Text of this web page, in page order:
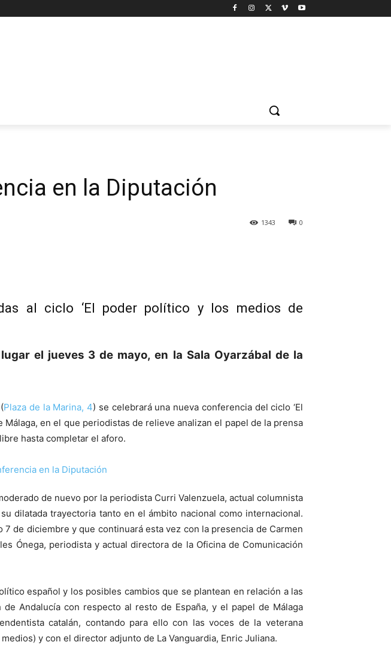
en la Diputación
0
1343
al ciclo ‘El poder político y los medios de
el jueves 3 de mayo, en la Sala Oyarzábal de la
Plaza de la Marina, 4) se celebrará una nueva conferencia del ciclo ‘El
en el que periodistas de relieve analizan el papel de la prensa
hasta completar el aforo.
de nuevo por la periodista Curri Valenzuela, actual columnista
dilatada trayectoria tanto en el ámbito nacional como internacional.
de diciembre y que continuará esta vez con la presencia de Carmen
Ónega, periodista y actual directora de la Oficina de Comunicación
español y los posibles cambios que se plantean en relación a las
Andalucía con respecto al resto de España, y el papel de Málaga
catalán, contando para ello con las voces de la veterana
y con el director adjunto de La Vanguardia, Enric Juliana.